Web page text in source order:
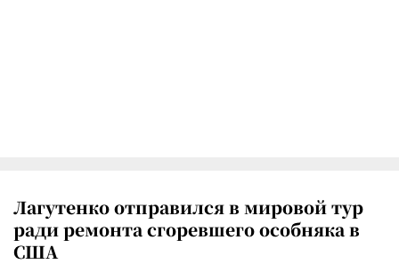
Лагутенко отправился в мировой тур
ради ремонта сгоревшего особняка в
США